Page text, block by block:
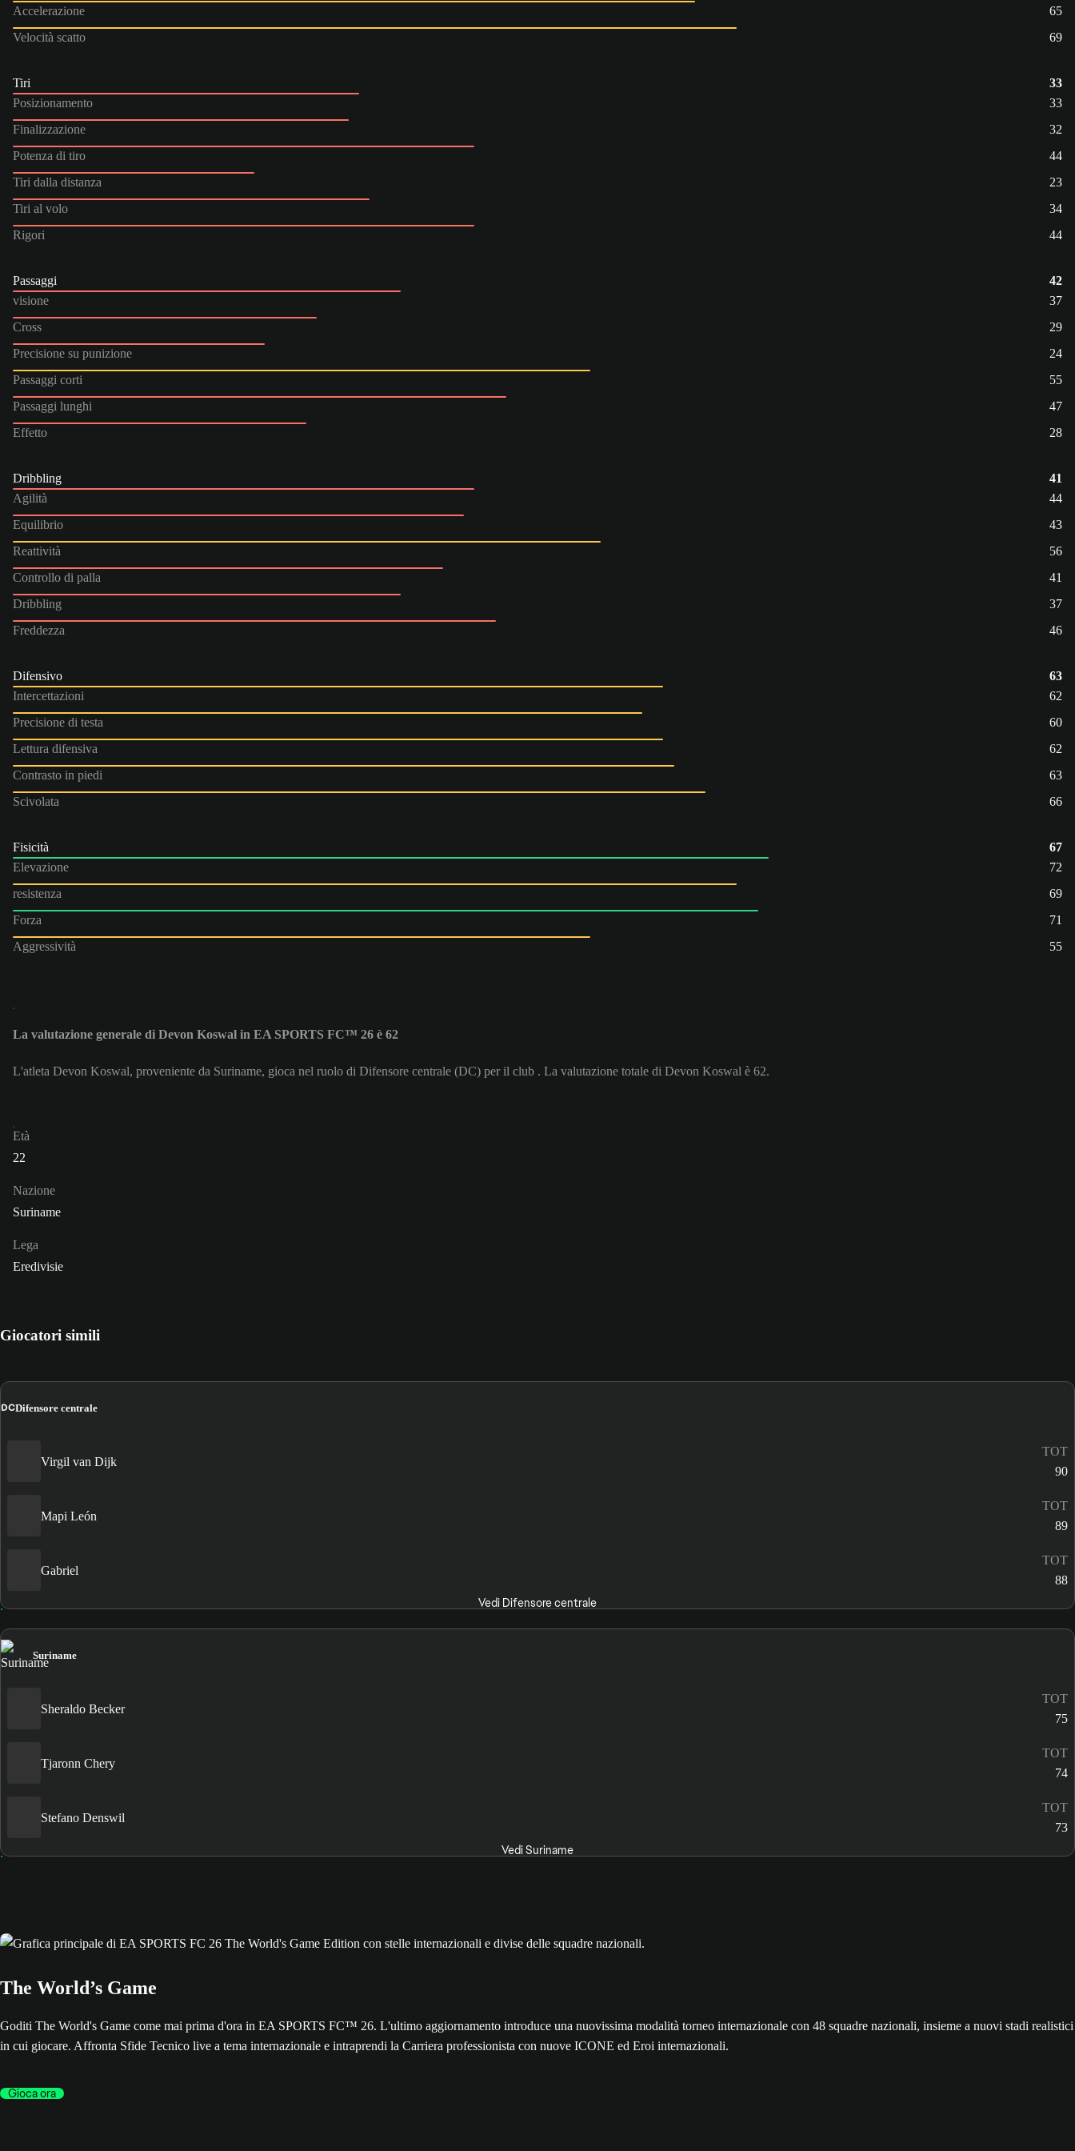
Accelerazione
65
Velocità scatto
69
Tiri
33
Posizionamento
33
Finalizzazione
32
Potenza di tiro
44
Tiri dalla distanza
23
Tiri al volo
34
Rigori
44
Passaggi
42
visione
37
Cross
29
Precisione su punizione
24
Passaggi corti
55
Passaggi lunghi
47
Effetto
28
Dribbling
41
Agilità
44
Equilibrio
43
Reattività
56
Controllo di palla
41
Dribbling
37
Freddezza
46
Difensivo
63
Intercettazioni
62
Precisione di testa
60
Lettura difensiva
62
Contrasto in piedi
63
Scivolata
66
Fisicità
67
Elevazione
72
resistenza
69
Forza
71
Aggressività
55
La valutazione generale di Devon Koswal in EA SPORTS FC™ 26 è 62
L'atleta Devon Koswal, proveniente da Suriname, gioca nel ruolo di Difensore centrale (DC) per il club . La valutazione totale di Devon Koswal è 62.
Età
22
Nazione
Suriname
Lega
Eredivisie
Giocatori simili
DCDifensore centrale
Virgil van Dijk
TOT
90
Mapi León
TOT
89
Gabriel
TOT
88
Vedi Difensore centrale
Suriname
Sheraldo Becker
TOT
75
Tjaronn Chery
TOT
74
Stefano Denswil
TOT
73
Vedi Suriname
The World’s Game
Goditi The World's Game come mai prima d'ora in EA SPORTS FC™ 26. L'ultimo aggiornamento introduce una nuovissima modalità torneo internazionale con 48 squadre nazionali, insieme a nuovi stadi realistici
in cui giocare. Affronta Sfide Tecnico live a tema internazionale e intraprendi la Carriera professionista con nuove ICONE ed Eroi internazionali.
Gioca ora